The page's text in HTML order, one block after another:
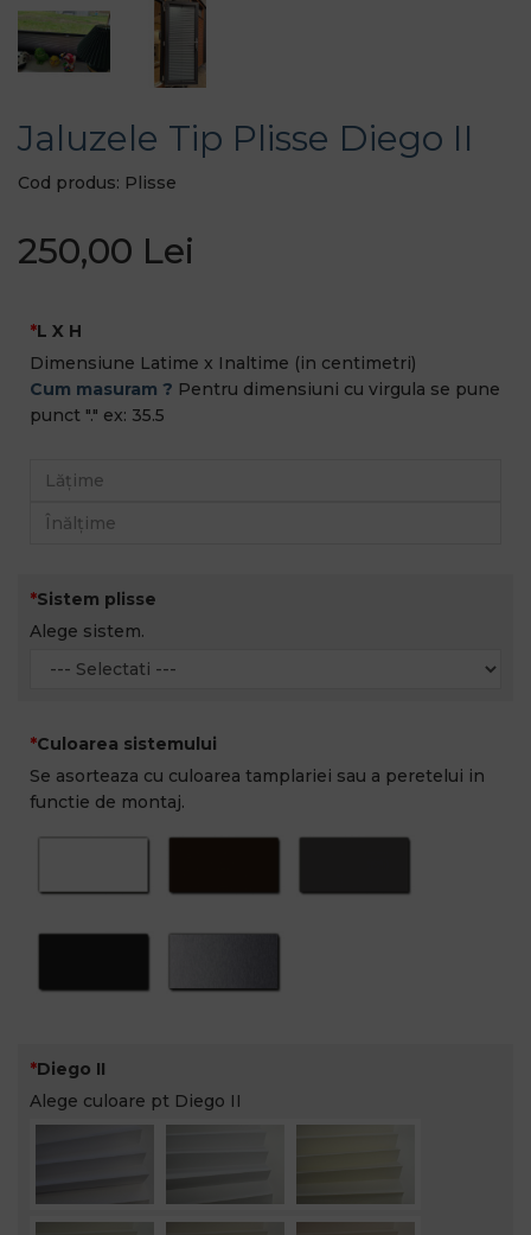
Jaluzele Tip Plisse Diego II
Cod produs: Plisse
250,00 Lei
L X H
Dimensiune Latime x Inaltime (in centimetri)
Cum masuram ? Pentru dimensiuni cu virgula se pune
punct "." ex: 35.5
Sistem plisse
Alege sistem.
Culoarea sistemului
Se asorteaza cu culoarea tamplariei sau a peretelui in
functie de montaj.
Diego II
Alege culoare pt Diego II